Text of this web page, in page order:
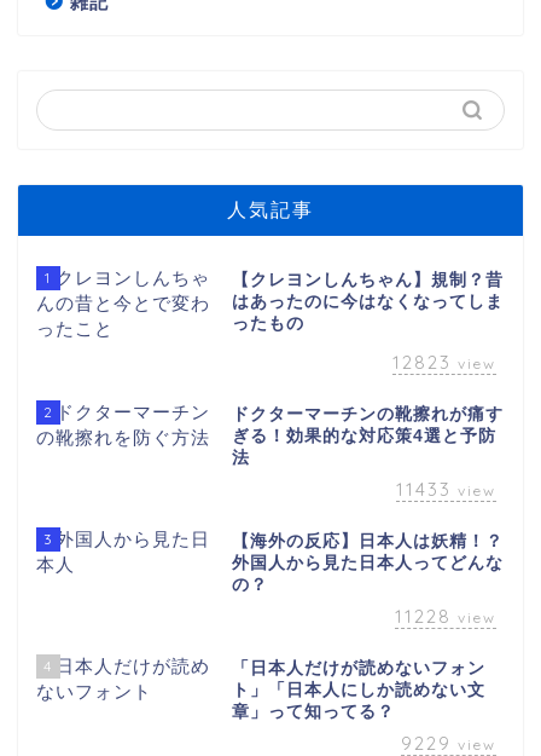
人気記事
1
【クレヨンしんちゃん】規制？昔
はあったのに今はなくなってしま
ったもの
12823 view
2
ドクターマーチンの靴擦れが痛す
ぎる！効果的な対応策4選と予防
法
11433 view
3
【海外の反応】日本人は妖精！？
外国人から見た日本人ってどんな
の？
11228 view
4
「日本人だけが読めないフォン
ト」「日本人にしか読めない文
章」って知ってる？
9229 view